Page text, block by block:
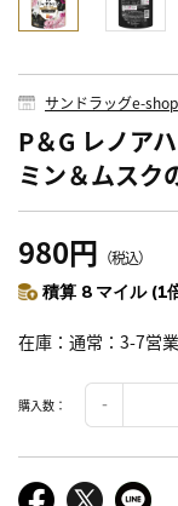
サンドラッグe-shop
P＆G レノア
ミン＆ムスク
980円 （税込）
積算 8 マイル (1
在庫 通常：3-7営
購入数：